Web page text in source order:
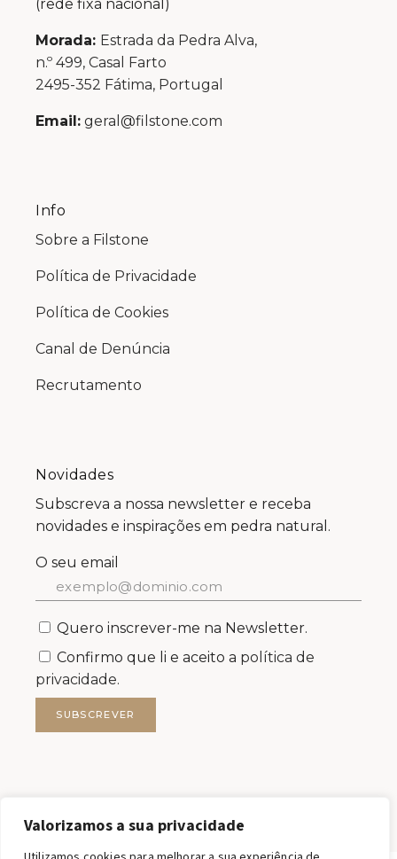
Valorizamos a sua privacidade
(rede fixa nacional)
Morada: Estrada da Pedra Alva,
n.º 499, Casal Farto
2495-352 Fátima, Portugal
Email: geral@filstone.com
Info
Sobre a Filstone
Política de Privacidade
Política de Cookies
Canal de Denúncia
Recrutamento
Novidades
Subscreva a nossa newsletter e receba
novidades e inspirações em pedra natural.
O seu email
Quero inscrever-me na Newsletter.
Confirmo que li e aceito a política de
privacidade.
SUBSCREVER